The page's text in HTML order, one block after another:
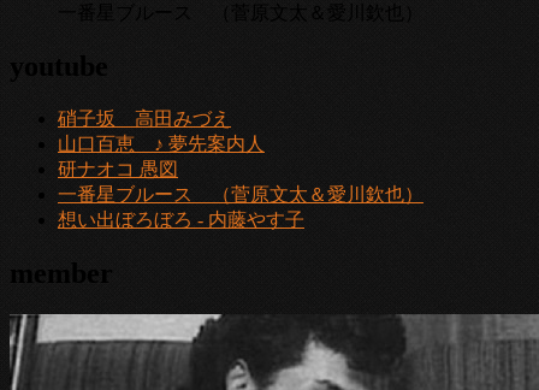
一番星ブルース （菅原文太＆愛川欽也）
youtube
硝子坂 高田みづえ
山口百恵 ♪ 夢先案内人
研ナオコ 愚図
一番星ブルース （菅原文太＆愛川欽也）
想い出ぼろぼろ - 内藤やす子
member